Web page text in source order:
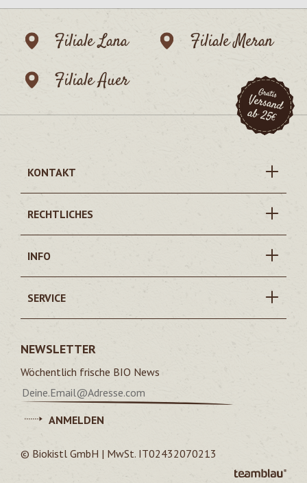
Filiale Lana
Filiale Meran
Filiale Auer
KONTAKT
RECHTLICHES
INFO
SERVICE
NEWSLETTER
Wöchentlich frische BIO News
ANMELDEN
© Biokistl GmbH | MwSt. IT02432070213